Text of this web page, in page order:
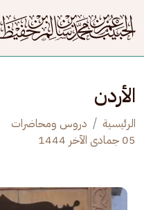
الأردن
الرئيسية
دروس ومحاضرات
05 جمادى الآخر 1444
الصورة